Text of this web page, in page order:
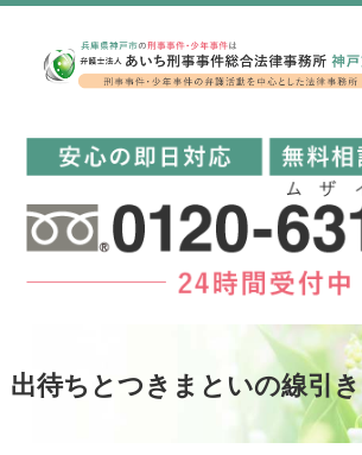
出待ちとつきまといの線引き